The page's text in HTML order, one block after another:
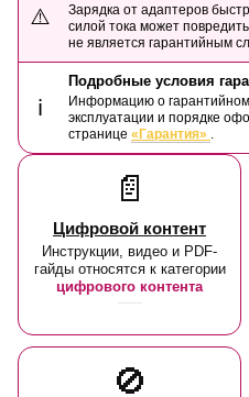
⚠️
Зарядка от адаптеров
силой тока может
не является гарантийным
ℹ️
Подробные условия
Информацию о
эксплуатации и порядке
странице «Гарантия» .
📄
Цифровой контент
Инструкции, видео и PDF-
гайды относятся к категории
цифрового контента
🚫